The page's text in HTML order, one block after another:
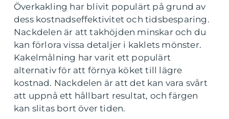
Överkakling har blivit populärt på grund av
dess kostnadseffektivitet och tidsbesparing.
Nackdelen är att takhöjden minskar och du
kan förlora vissa detaljer i kaklets mönster.
Kakelmålning har varit ett populärt
alternativ för att förnya köket till lägre
kostnad. Nackdelen är att det kan vara svårt
att uppnå ett hållbart resultat, och färgen
kan slitas bort över tiden.